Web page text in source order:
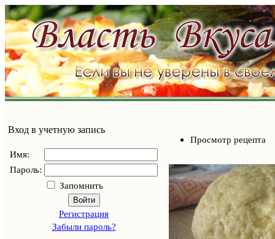
Вход в учетную запись
Имя:
Пароль:
Запомнить
Войти
Регистрация
Забыли пароль?
Просмотр рецепта